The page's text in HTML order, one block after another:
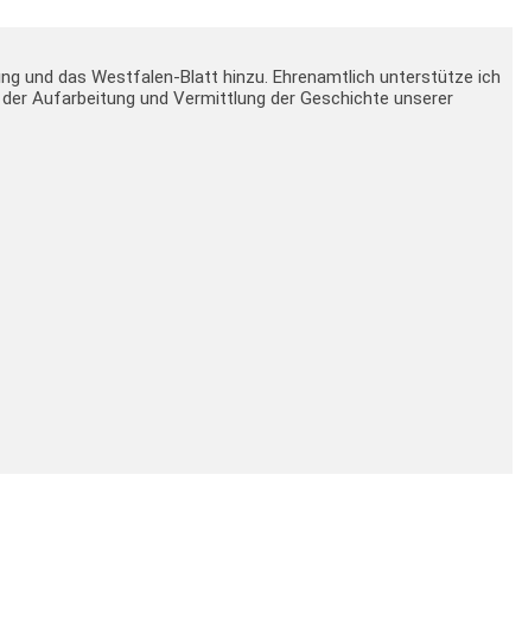
und das Westfalen-Blatt hinzu. Ehrenamtlich unterstütze ich
Aufarbeitung und Vermittlung der Geschichte unserer